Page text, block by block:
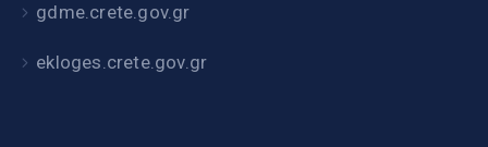
gdme.crete.gov.gr
ekloges.crete.gov.gr